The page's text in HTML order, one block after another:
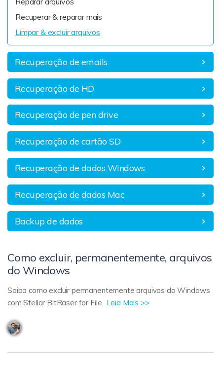
Reparação de Vídeos
Transferência de Whatsapp
Recuperar & reparar mais
Limpar & excluir arquivos
Recuperação de emails
Recuperação de HD
Recuperação de pen drive
Recuperação de cartão SD
Recuperação de dados Windows
Recuperação de dados Mac
Backup de dados
Como excluir, permanentemente, arquivos
do Windows
Saiba como excluir permanentemente arquivos do Windows
com Stellar BitRaser for File. Leia Mais >>